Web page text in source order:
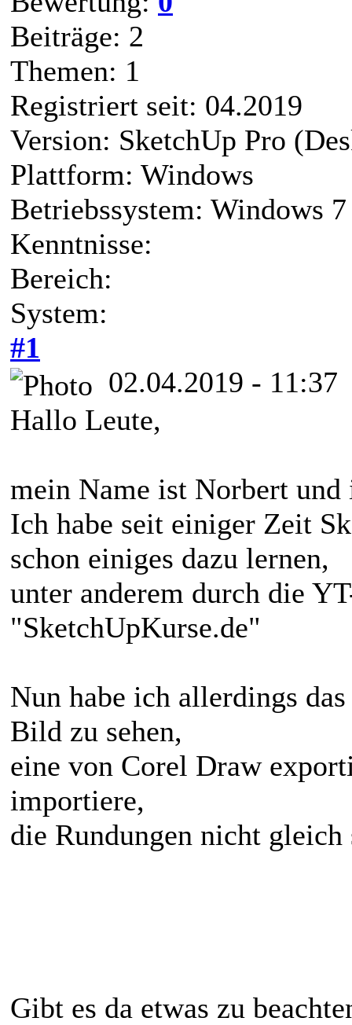
Beiträge: 2
Themen: 1
Registriert seit: 04.2019
Version: SketchUp Pro
Plattform: Windows
Betriebssystem: Windows
Kenntnisse:
Bereich:
System:
#1
02.04.2019 - 11:37
Hallo Leute,
mein Name ist Norbert
Ich habe seit einiger Zeit
schon einiges dazu lernen,
unter anderem durch die
"SketchUpKurse.de"
Nun habe ich allerdings
Bild zu sehen,
eine von Corel Draw
importiere,
die Rundungen nicht gleich
Gibt es da etwas zu